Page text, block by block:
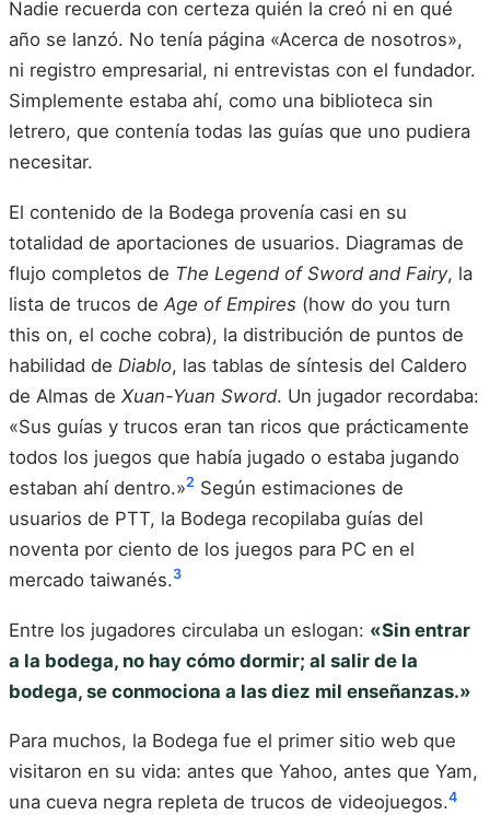
Nadie recuerda con certeza quién la creó ni en qué
año se lanzó. No tenía página «Acerca de nosotros»,
ni registro empresarial, ni entrevistas con el fundador.
Simplemente estaba ahí, como una biblioteca sin
letrero, que contenía todas las guías que uno pudiera
necesitar.
El contenido de la Bodega provenía casi en su
totalidad de aportaciones de usuarios. Diagramas de
flujo completos de The Legend of Sword and Fairy, la
lista de trucos deAge of Empires (how do you turn
this on, el coche cobra), la distribución de puntos de
habilidad de Diablo, las tablas de síntesis del Caldero
de Almas de Xuan-Yuan Sword. Un jugador recordaba:
«Sus guías y trucos eran tan ricos que prácticamente
todos los juegos que había jugado o estaba jugando
estaban ahí dentro.»2 Según estimaciones de
usuarios de PTT, la Bodega recopilaba guías del
noventa por ciento de los juegos para PC en el
mercado taiwanés.3
Entre los jugadores circulaba un eslogan: «Sin entrar
a la bodega, no hay cómo dormir; al salir de la
bodega, se conmociona a las diez mil enseñanzas.»
Para muchos, la Bodega fue el primer sitio web que
visitaron en su vida: antes que Yahoo, antes que Yam,
una cueva negra repleta de trucos de videojuegos.4